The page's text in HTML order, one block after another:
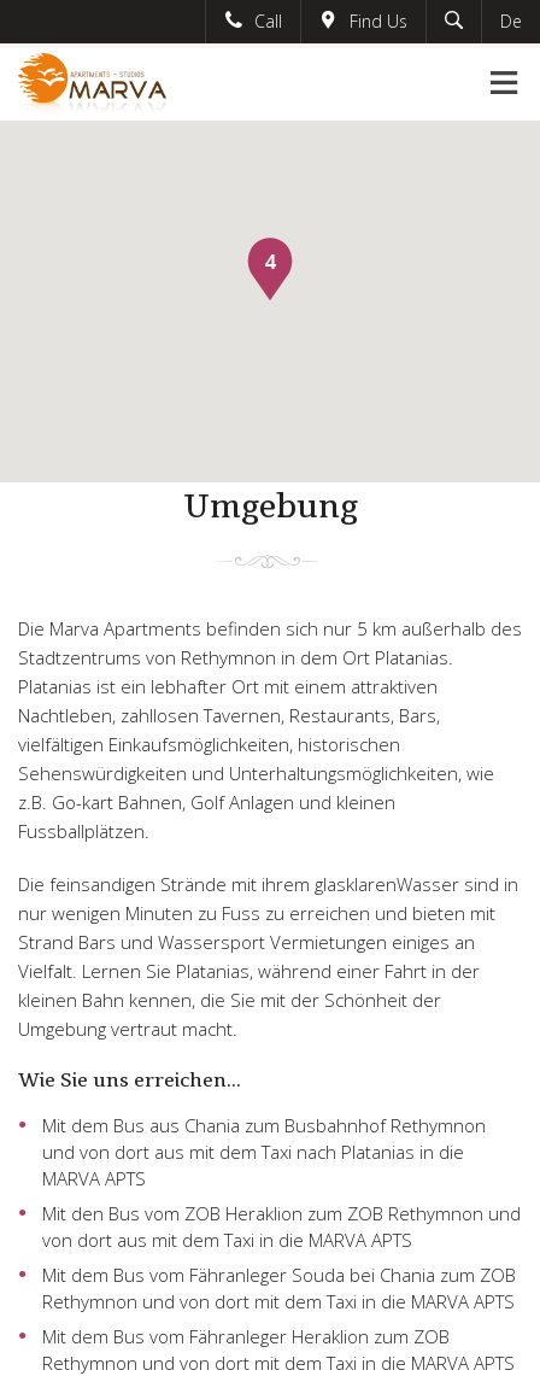
marvaapartments
+30-6974-802762
Greek
English
Call Find Us De
Umgebung
Die Marva Apartments befinden sich nur 5 km außerhalb des
Stadtzentrums von Rethymnon in dem Ort Platanias.
Platanias ist ein lebhafter Ort mit einem attraktiven
Nachtleben, zahllosen Tavernen, Restaurants, Bars,
vielfältigen Einkaufsmöglichkeiten, historischen
Sehenswürdigkeiten und Unterhaltungsmöglichkeiten, wie
z.B. Go-kart Bahnen, Golf Anlagen und kleinen
Fussballplätzen.
Die feinsandigen Strände mit ihrem glasklarenWasser sind in
nur wenigen Minuten zu Fuss zu erreichen und bieten mit
Strand Bars und Wassersport Vermietungen einiges an
Vielfalt. Lernen Sie Platanias, während einer Fahrt in der
kleinen Bahn kennen, die Sie mit der Schönheit der
Umgebung vertraut macht.
Wie Sie uns erreichen...
Mit dem Bus aus Chania zum Busbahnhof Rethymnon
und von dort aus mit dem Taxi nach Platanias in die
MARVA APTS
Mit den Bus vom ZOB Heraklion zum ZOB Rethymnon und
von dort aus mit dem Taxi in die MARVA APTS
Mit dem Bus vom Fähranleger Souda bei Chania zum ZOB
Rethymnon und von dort mit dem Taxi in die MARVA APTS
Mit dem Bus vom Fähranleger Heraklion zum ZOB
Rethymnon und von dort mit dem Taxi in die MARVA APTS